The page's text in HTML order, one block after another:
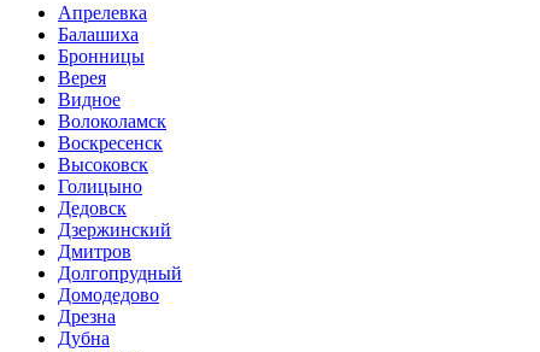
Апрелевка
Балашиха
Бронницы
Верея
Видное
Волоколамск
Воскресенск
Высоковск
Голицыно
Дедовск
Дзержинский
Дмитров
Долгопрудный
Домодедово
Дрезна
Дубна